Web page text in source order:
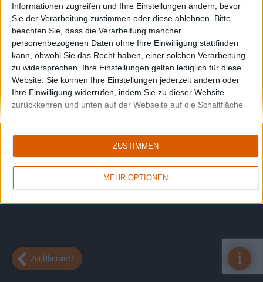
Informationen zugreifen und Ihre Einstellungen ändern, bevor
Sie der Verarbeitung zustimmen oder diese ablehnen.
Bitte
beachten Sie, dass die Verarbeitung mancher
personenbezogenen Daten ohne Ihre Einwilligung stattfinden
kann, obwohl Sie das Recht haben, einer solchen Verarbeitung
zu widersprechen. Ihre Einstellungen gelten lediglich für diese
Website. Sie können Ihre Einstellungen jederzeit ändern oder
Ihre Einwilligung widerrufen, indem Sie zu dieser Website
zurückkehren und unten auf der Webseite auf die Schaltfläche
MEHR OPTIONEN
ZUSTIMMEN
Zur Übersicht i